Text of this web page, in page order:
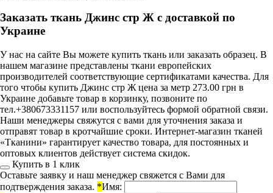
Заказать ткань Джинс стр Ж с доставкой по
Украине
У нас на сайте Вы можете купить ткань или заказать образец. В
нашем магазине представлены ткани европейских
производителей соответствующие сертификатами качества. Для
того чтобы купить Джинс стр Ж цена за метр 273.00 грн в
Украине добавьте товар в корзинку, позвоните по
тел.+380673331157 или воспользуйтесь формой обратной связи.
Наши менеджеры свяжутся с вами для уточнения заказа и
отправят товар в кротчайшие сроки. Интернет-магазин тканей
«Тканини» гарантирует качество товара, для постоянных и
оптовых клиентов действует система скидок.
Купить в 1 клик
Оставьте заявку и наш менеджер свяжется с Вами для
подтверждения заказа. *Имя: